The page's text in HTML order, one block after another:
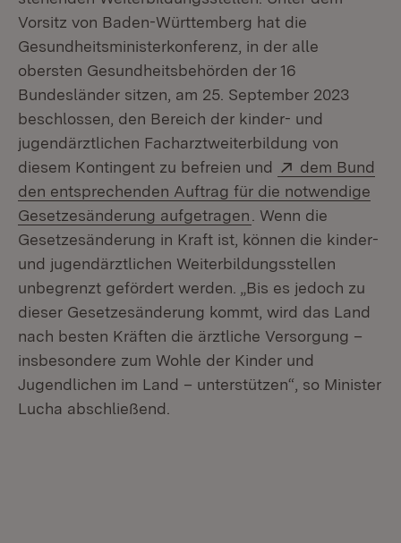
Vorsitz von Baden-Württemberg hat die
Gesundheitsministerkonferenz, in der alle
obersten Gesundheitsbehörden der 16
Bundesländer sitzen, am 25. September 2023
beschlossen, den Bereich der kinder- und
jugendärztlichen Facharztweiterbildung von
diesem Kontingent zu befreien und
Extern:
dem Bund
den entsprechenden Auftrag für die notwendige
Gesetzesänderung aufgetragen (Öffnet in neuem
. Wenn die
Gesetzesänderung in Kraft ist, können die kinder-
und jugendärztlichen Weiterbildungsstellen
unbegrenzt gefördert werden. „Bis es jedoch zu
dieser Gesetzesänderung kommt, wird das Land
nach besten Kräften die ärztliche Versorgung –
insbesondere zum Wohle der Kinder und
Jugendlichen im Land – unterstützen“, so Minister
Lucha abschließend.